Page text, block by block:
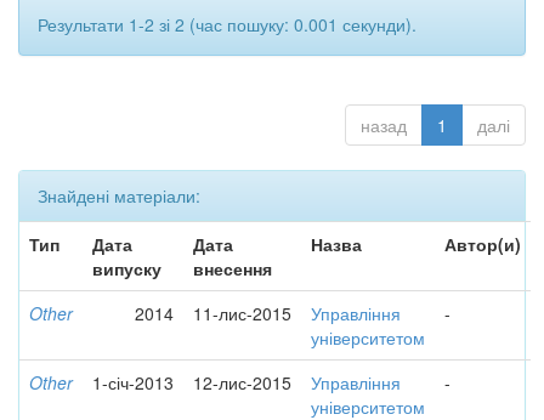
Результати 1-2 зі 2 (час пошуку: 0.001 секунди).
назад 1 далі
Знайдені матеріали:
Тип
Дата
випуску
Дата
внесення
Назва Автор(и)
Other 2014 11-лис-2015
Управління
університетом
-
Other 1-січ-2013 12-лис-2015
Управління
університетом
-